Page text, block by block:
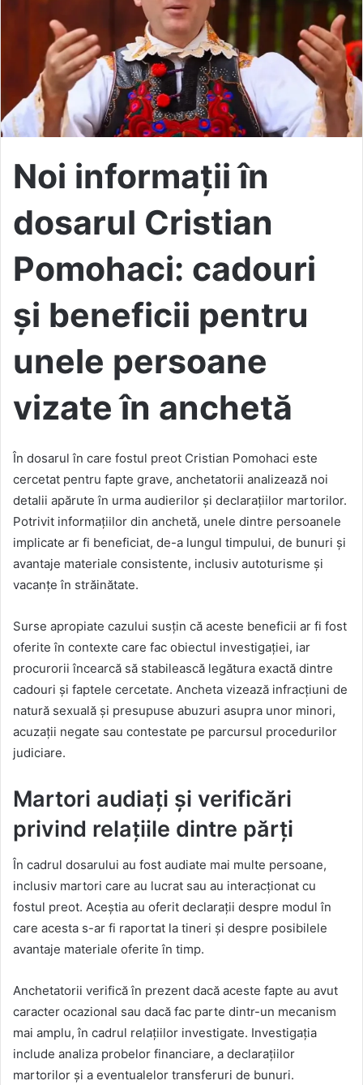
Noi informații în
dosarul Cristian
Pomohaci: cadouri
și beneficii pentru
unele persoane
vizate în anchetă
În dosarul în care fostul preot Cristian Pomohaci este
cercetat pentru fapte grave, anchetatorii analizează noi
detalii apărute în urma audierilor și declarațiilor martorilor.
Potrivit informațiilor din anchetă, unele dintre persoanele
implicate ar fi beneficiat, de-a lungul timpului, de bunuri și
avantaje materiale consistente, inclusiv autoturisme și
vacanțe în străinătate.
Surse apropiate cazului susțin că aceste beneficii ar fi fost
oferite în contexte care fac obiectul investigației, iar
procurorii încearcă să stabilească legătura exactă dintre
cadouri și faptele cercetate. Ancheta vizează infracțiuni de
natură sexuală și presupuse abuzuri asupra unor minori,
acuzații negate sau contestate pe parcursul procedurilor
judiciare.
Martori audiați și verificări
privind relațiile dintre părți
În cadrul dosarului au fost audiate mai multe persoane,
inclusiv martori care au lucrat sau au interacționat cu
fostul preot. Aceștia au oferit declarații despre modul în
care acesta s-ar fi raportat la tineri și despre posibilele
avantaje materiale oferite în timp.
Anchetatorii verifică în prezent dacă aceste fapte au avut
caracter ocazional sau dacă fac parte dintr-un mecanism
mai amplu, în cadrul relațiilor investigate. Investigația
include analiza probelor financiare, a declarațiilor
martorilor și a eventualelor transferuri de bunuri.